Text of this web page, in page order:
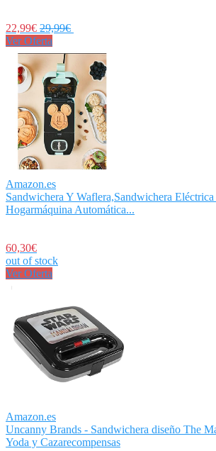
22,99€ 29,99€
Ver Oferta
Amazon.es
Sandwichera Y Waflera,Sandwichera Eléctrica
Hogarmáquina Automática...
60,30€
out of stock
Ver Oferta
Amazon.es
Uncanny Brands - Sandwichera diseño The
Yoda y Cazarecompensas